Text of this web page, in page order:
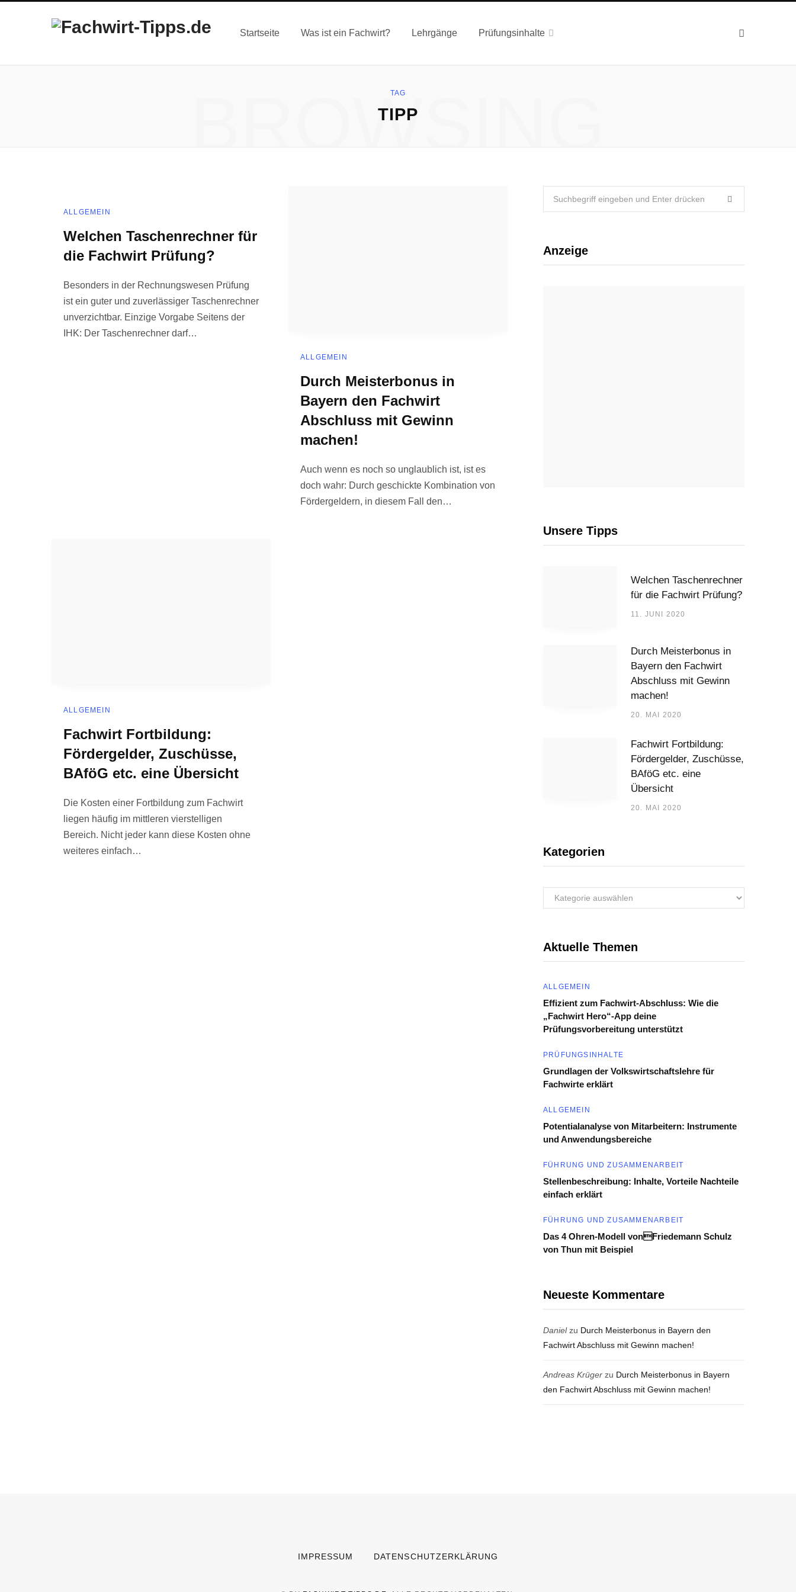
Startseite Was ist ein Fachwirt? Lehrgänge Prüfungsinhalte
TAG
TIPP
BROWSING
ALLGEMEIN
Welchen Taschenrechner für
die Fachwirt Prüfung?
Besonders in der Rechnungswesen Prüfung
ist ein guter und zuverlässiger Taschenrechner
unverzichtbar. Einzige Vorgabe Seitens der
IHK: Der Taschenrechner darf…
ALLGEMEIN
Durch Meisterbonus in
Bayern den Fachwirt
Abschluss mit Gewinn
machen!
Auch wenn es noch so unglaublich ist, ist es
doch wahr: Durch geschickte Kombination von
Fördergeldern, in diesem Fall den…
ALLGEMEIN
Fachwirt Fortbildung:
Fördergelder, Zuschüsse,
BAföG etc. eine Übersicht
Die Kosten einer Fortbildung zum Fachwirt
liegen häufig im mittleren vierstelligen
Bereich. Nicht jeder kann diese Kosten ohne
weiteres einfach…
Anzeige
Unsere Tipps
Welchen Taschenrechner
für die Fachwirt Prüfung?
11. JUNI 2020
Durch Meisterbonus in
Bayern den Fachwirt
Abschluss mit Gewinn
machen!
20. MAI 2020
Fachwirt Fortbildung:
Fördergelder, Zuschüsse,
BAföG etc. eine
Übersicht
20. MAI 2020
Kategorien
Kategorien
Aktuelle Themen
ALLGEMEIN
Effizient zum Fachwirt-Abschluss: Wie die
„Fachwirt Hero“-App deine
Prüfungsvorbereitung unterstützt
PRÜFUNGSINHALTE
Grundlagen der Volkswirtschaftslehre für
Fachwirte erklärt
ALLGEMEIN
Potentialanalyse von Mitarbeitern: Instrumente
und Anwendungsbereiche
FÜHRUNG UND ZUSAMMENARBEIT
Stellenbeschreibung: Inhalte, Vorteile Nachteile
einfach erklärt
FÜHRUNG UND ZUSAMMENARBEIT
Das 4 Ohren-Modell vonFriedemann Schulz
von Thun mit Beispiel
Neueste Kommentare
Danielzu Durch Meisterbonus in Bayern den
Fachwirt Abschluss mit Gewinn machen!
Andreas Krüger zu Durch Meisterbonus in Bayern
den Fachwirt Abschluss mit Gewinn machen!
IMPRESSUM DATENSCHUTZERKLÄRUNG